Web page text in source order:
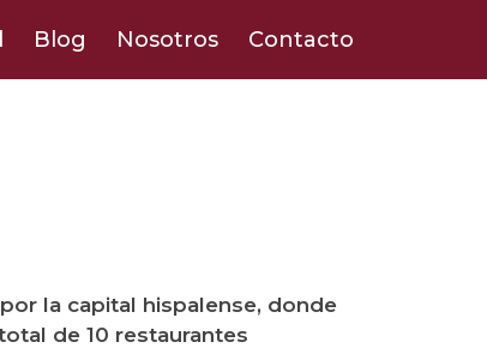
Blog Nosotros Contacto
la capital hispalense, donde
de 10 restaurantes